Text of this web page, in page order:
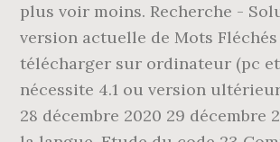
plus voir moins. Recherche -
version actuelle de Mots Fléchés
télécharger sur ordinateur (pc
nécessite 4.1 ou version
28 décembre 2020 29 décembre